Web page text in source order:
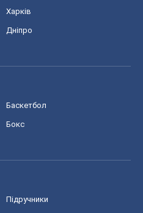
Харків
Дніпро
Баскетбол
Бокс
Підручники